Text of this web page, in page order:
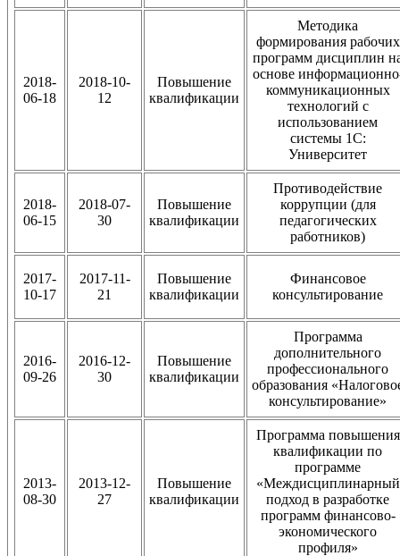
2018-
06-18
2018-10-
12
Повышение
квалификации
Методика
формирования рабочих
программ дисциплин
основе
коммуникационных
технологий с
использованием
системы 1С:
Университет
2018-
06-15
2018-07-
30
Повышение
квалификации
Противодействие
коррупции (для
педагогических
работников)
2017-
10-17
2017-11-
21
Повышение
квалификации
Финансовое
консультирование
2016-
09-26
2016-12-
30
Повышение
квалификации
Программа
дополнительного
профессионального
образования
консультирование»
2013-
08-30
2013-12-
27
Повышение
квалификации
Программа повышения
квалификации по
программе
«Междисциплинарный
подход в разработке
программ финансово-
экономического
профиля»